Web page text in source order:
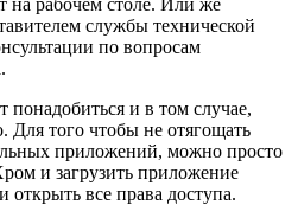
службы технической
по вопросам
и в том случае,
Для того чтобы не отягощать
приложений, можно просто
и загрузить приложение
открыть все права доступа.